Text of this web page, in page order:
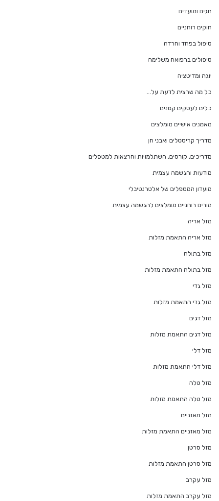
חגים ומועדים
חוקים רוחניים
טיפול בפחד וחרדה
טיפולים ברפואה משלימה
יוגה ומדיטציה
כל מה שרצית לדעת על…
כלים לעסקים קטנים
מאמנים אישיים מומלצים
מדריך קריסטלים ואבני חן
מדריכים, קורסים, השתלמויות והרצאות למטפלים
מודעות והגשמה עצמית
מועדון המטפלים של אלטרנטיבלי
מורים רוחניים מומלצים להגשמה עצמית
מזל אריה
מזל אריה התאמת מזלות
מזל בתולה
מזל בתולה התאמת מזלות
מזל גדי
מזל גדי התאמת מזלות
מזל דגים
מזל דגים התאמת מזלות
מזל דלי
מזל דלי התאמת מזלות
מזל טלה
מזל טלה התאמת מזלות
מזל מאזניים
מזל מאזניים התאמת מזלות
מזל סרטן
מזל סרטן התאמת מזלות
מזל עקרב
מזל עקרב התאמת מזלות